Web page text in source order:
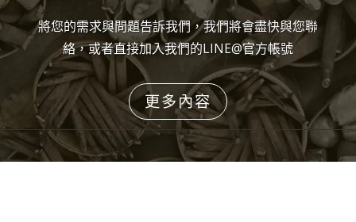
將您的需求與問題告訴我們，我們將會盡快與您聯
絡，或者直接加入我們的LINE@官方帳號
更多內容